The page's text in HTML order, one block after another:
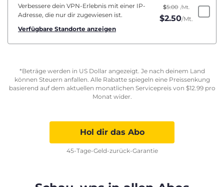
Verbessere dein VPN-Erlebnis mit einer IP-
Adresse, die nur dir zugewiesen ist.
Verfügbare Standorte anzeigen
$5.00 /Mt.
$2.50/Mt.
*Beträge werden in US Dollar angezeigt. Je nach deinem Land
können Steuern anfallen. Alle Rabatte spiegeln eine Preissenkung
basierend auf dem aktuellen monatlichen Servicepreis von $12.99pro
Monat wider.
Hol dir das Abo
45-Tage-Geld-zurück-Garantie